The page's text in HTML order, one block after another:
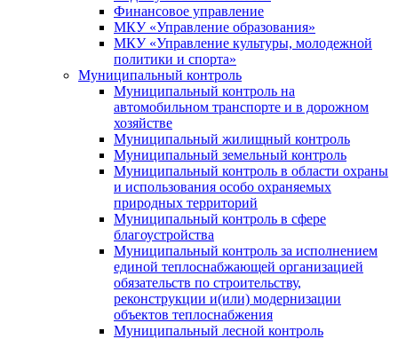
Финансовое управление
МКУ «Управление образования»
МКУ «Управление культуры, молодежной
политики и спорта»
Муниципальный контроль
Муниципальный контроль на
автомобильном транспорте и в дорожном
хозяйстве
Муниципальный жилищный контроль
Муниципальный земельный контроль
Муниципальный контроль в области охраны
и использования особо охраняемых
природных территорий
Муниципальный контроль в сфере
благоустройства
Муниципальный контроль за исполнением
единой теплоснабжающей организацией
обязательств по строительству,
реконструкции и(или) модернизации
объектов теплоснабжения
Муниципальный лесной контроль